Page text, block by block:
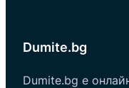
Dumite.bg
Dumite.bg е